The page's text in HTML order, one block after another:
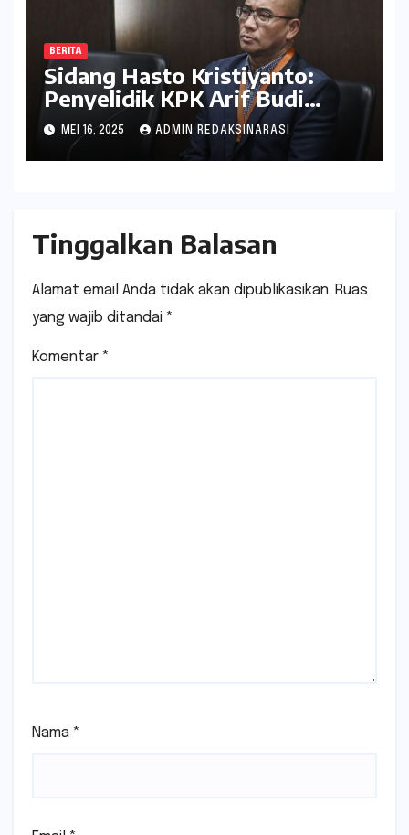
BERITA
Sidang Hasto Kristiyanto:
Penyelidik KPK Arif Budi
Raharjo Dihadirkan sebagai
Saksi Kunci
MEI 16, 2025 ADMIN REDAKSINARASI
Tinggalkan Balasan
Alamat email Anda tidak akan dipublikasikan. Ruas
yang wajib ditandai *
Komentar *
Nama *